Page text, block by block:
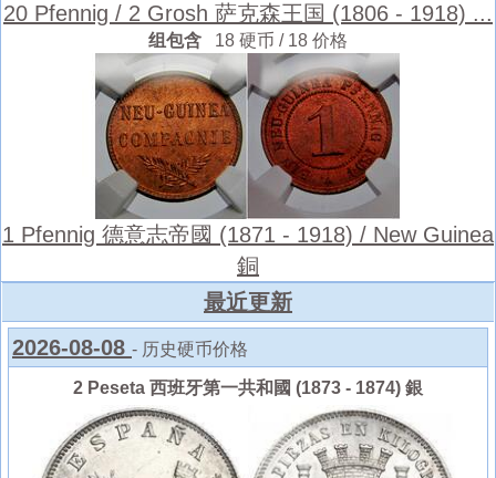
20 Pfennig / 2 Grosh 萨克森王国 (1806 - 1918) ...
组包含 18 硬币 / 18 价格
1 Pfennig 德意志帝國 (1871 - 1918) / New Guinea
銅
最近更新
2026-08-08 - 历史硬币价格
2 Peseta 西班牙第一共和國 (1873 - 1874) 銀